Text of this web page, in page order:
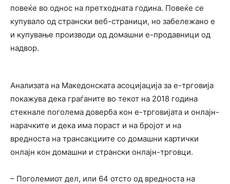
повеќе во однос на претходната година. Повеќе се
купувало од странски веб-страници, но забележано е
и купување производи од домашни е-продавници од
надвор.
Анализата на Македонската асоцијација за е-трговија
покажува дека граѓаните во текот на 2018 година
стекнале поголема доверба кон е-трговијата и онлајн-
нарачките и дека има пораст и на бројот и на
вредноста на трансакциите со домашни картички
онлајн кон домашни и странски онлајн-трговци.
– Поголемиот дел, или 64 отсто од вредноста на